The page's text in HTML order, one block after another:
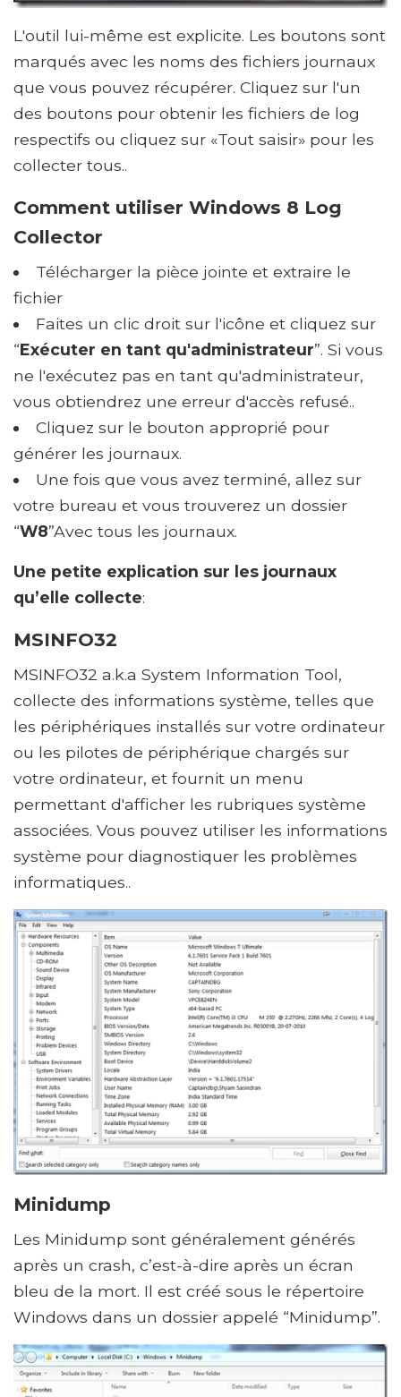
L'outil lui-même est explicite. Les boutons sont
marqués avec les noms des fichiers journaux
que vous pouvez récupérer. Cliquez sur l'un
des boutons pour obtenir les fichiers de log
respectifs ou cliquez sur «Tout saisir» pour les
collecter tous..
Comment utiliser Windows 8 Log
Collector
Télécharger la pièce jointe et extraire le
fichier
Faites un clic droit sur l'icône et cliquez sur
“Exécuter en tant qu'administrateur”. Si vous
ne l'exécutez pas en tant qu'administrateur,
vous obtiendrez une erreur d'accès refusé..
Cliquez sur le bouton approprié pour
générer les journaux.
Une fois que vous avez terminé, allez sur
votre bureau et vous trouverez un dossier
“W8”Avec tous les journaux.
Une petite explication sur les journaux
qu’elle collecte:
MSINFO32
MSINFO32 a.k.a System Information Tool,
collecte des informations système, telles que
les périphériques installés sur votre ordinateur
ou les pilotes de périphérique chargés sur
votre ordinateur, et fournit un menu
permettant d'afficher les rubriques système
associées. Vous pouvez utiliser les informations
système pour diagnostiquer les problèmes
informatiques..
Minidump
Les Minidump sont généralement générés
après un crash, c’est-à-dire après un écran
bleu de la mort. Il est créé sous le répertoire
Windows dans un dossier appelé “Minidump”.